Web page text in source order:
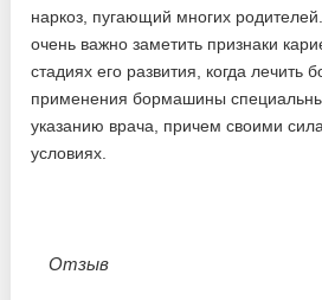
наркоз, пугающий многих
очень важно заметить признаки
стадиях его развития, когда лечить
применения бормашины
указанию врача, причем своими
условиях.
Отзыв